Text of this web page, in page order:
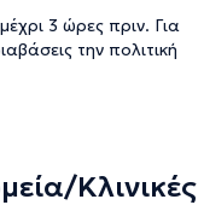
3 ώρες πριν. Για
την πολιτική
Κλινικές